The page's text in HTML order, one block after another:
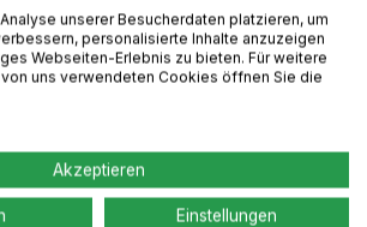
In den Warenkorb
unserer Besucherdaten platzieren, um
personalisierte Inhalte anzuzeigen
Webseiten-Erlebnis zu bieten. Für weitere
uns verwendeten Cookies öffnen Sie die
Akzeptieren
Einstellungen